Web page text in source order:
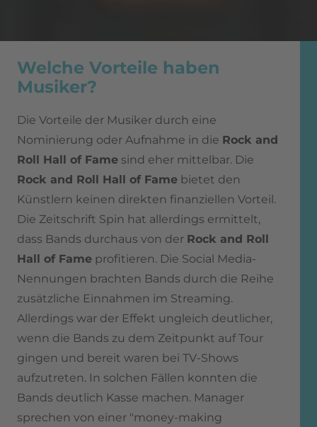
Welche Vorteile haben
Musiker?
Die Vorteile der Musiker durch eine
Nominierung oder Aufnahme in die Rock and
Roll Hall of Fame sind eher mittelbar. Die
Rock and Roll Hall of Fame bietet den
Künstlern keinen direkten finanziellen Vorteil.
Die Zeitschrift Spin hat allerdings ermittelt,
dass Bands durchaus von der Rock and Roll
Hall of Fame profitieren. Die Social Media-
Nennungen brachten Bands durch die Reihe
zusätzliche Einnahmen im Streaming.
Allerdings war der Effekt ungleich deutlicher,
wenn die Bands zu dem Zeitpunkt auf Tour
gingen und bereit waren bei TV-Shows
aufzutreten. In solchen Fällen konnten die
Bands deutlich Kasse machen. Manager
sprechen von einer "money-making